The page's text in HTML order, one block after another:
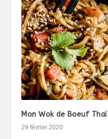
Mon Wok de Boeuf Thaï
29 février 2020